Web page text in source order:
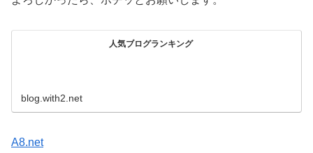
人気ブログランキング
blog.with2.net
A8.net